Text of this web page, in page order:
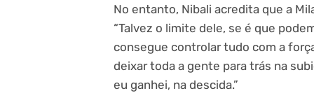
No entanto, Nibali acredita que a
“Talvez o limite dele, se é que
consegue controlar tudo com a
deixar toda a gente para trás na
eu ganhei, na descida.”